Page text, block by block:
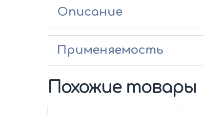
Описание
Применяемость
Похожие товары